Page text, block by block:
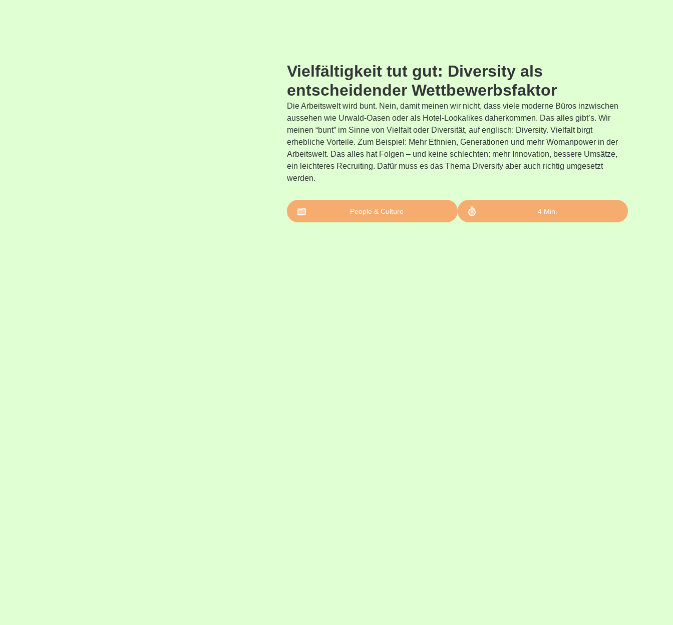
Vielfältigkeit tut gut: Diversity als
entscheidender Wettbewerbsfaktor
Die Arbeitswelt wird bunt. Nein, damit meinen wir nicht, dass viele moderne Büros inzwischen
aussehen wie Urwald-Oasen oder als Hotel-Lookalikes daherkommen. Das alles gibt’s. Wir
meinen “bunt” im Sinne von Vielfalt oder Diversität, auf englisch: Diversity. Vielfalt birgt
erhebliche Vorteile. Zum Beispiel: Mehr Ethnien, Generationen und mehr Womanpower in der
Arbeitswelt. Das alles hat Folgen – und keine schlechten: mehr Innovation, bessere Umsätze,
ein leichteres Recruiting. Dafür muss es das Thema Diversity aber auch richtig umgesetzt
werden.
People & Culture 4 Min.